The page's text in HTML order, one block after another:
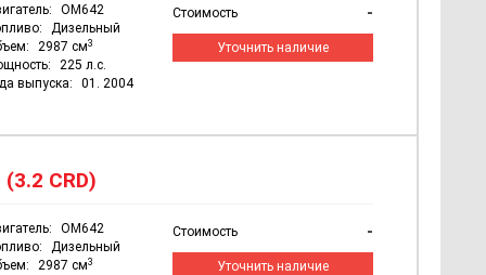
OM642
Дизельный
2987 см3
225 л.с.
выпуска:
01. 2004
Стоимость -
Уточнить наличие
CRD)
OM642
Дизельный
2987 см3
Стоимость -
Уточнить наличие